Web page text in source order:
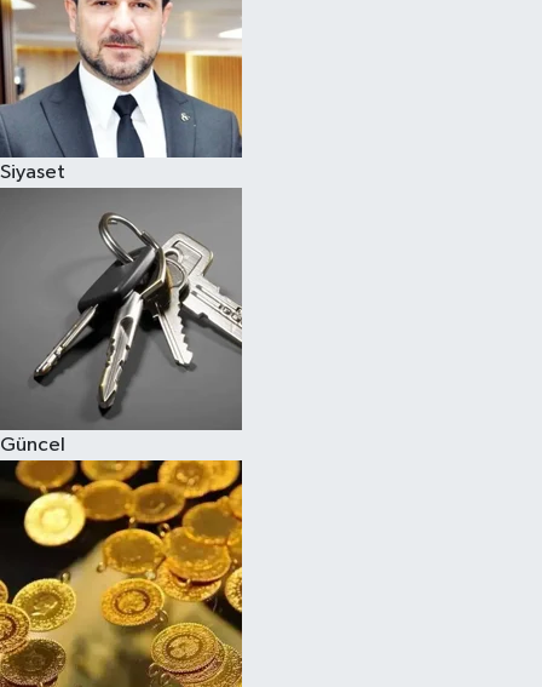
Siyaset
Güncel
Magazin